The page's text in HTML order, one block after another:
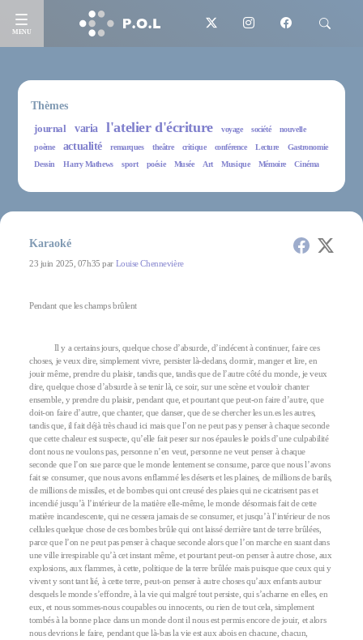
MENU
Thèmes
journal
varia l'atelier d'écriture voyage société
nouvelle
poème
actualité remarques theâtre critique conférence Lecture
Gastronomie
Dessin
Harry Mathews sport poésie Musée Art Musique Mémoire Cinéma
Karaoké
23 juin 2025, 07h35 par Louise Chennevière
Pendant que les champs brûlent
Il y a certains jours, quelque chose d’absurde, d’indécent à continuer, faire ces
choses, je veux dire, simplement vivre, persister là-dedans, dormir, manger et lire, en
jouir même, prendre du plaisir, tandis que, tandis que de l’autre côté du monde, je veux
dire, quelque chose d’absurde à se tenir là, ce soir, sur une scène et vouloir chanter
ensemble, y prendre du plaisir, pendant que, et pourtant que peut-on faire d’autre, que
doit-on faire d’autre, que chanter, que danser, que de se chercher les un.es les autres,
tandis que, il fait déjà très chaud ici mais que l’on ne peut pas y penser à chaque seconde
que cette chaleur est suspecte, qu’elle fait peser sur nos épaules le poids d’une culpabilité
dont nous ne voulons pas, personne n’en veut, personne ne veut penser à chaque
seconde que l’on sue parce que le monde lentement se consume, parce que nous l’avons
fait se consumer, que nous avons enflammé les déserts et les plaines, de millions de barils,
de millions de missiles, et de bombes qui ont creusé des plaies qui ne cicatrisent pas et
incendié jusqu’à l’intérieur de la matière elle-même, le monde désormais fait de cette
matière incandescente, qui ne cessera jamais de se consumer, et jusqu’à l’intérieur de nos
cellules quelque chose de ces bombes brûle qui ont laissé derrière tant de terre brûlées,
parce que l’on ne peut pas penser à chaque seconde alors que l’on marche en suant dans
une ville irrespirable qu’à cet instant même, et pourtant peut-on penser à autre chose, aux
explosions, aux flammes, à cette, politique de la terre brûlée mais puisque que ceux qui y
vivent y sont tant lié, à cette terre, peut-on penser à autre choses qu’aux enfants autour
desquels le monde s’effondre, à la vie qui malgré tout persiste, qui s’acharne en elles, en
eux, et nous sommes-nous coupables ou innocents, ou rien de tout cela, simplement
tombés à la bonne place dans un monde dont il nous est permis encore de jouir, et alors
nous devrions le faire, pendant que là-bas la vie est aux abois en chacune, chacun,